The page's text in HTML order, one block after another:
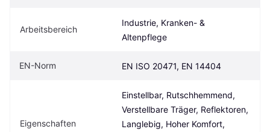
Arbeitsbereich
Industrie, Kranken- &
Altenpflege
EN-Norm EN ISO 20471, EN 14404
Eigenschaften
Einstellbar, Rutschhemmend,
Verstellbare Träger, Reflektoren,
Langlebig, Hoher Komfort,